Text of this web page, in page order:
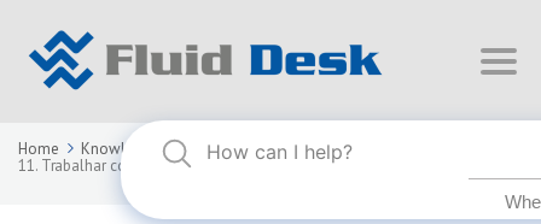
Home Knowledge Base
FLUID DESK BIM 2025
11. Trabalhar com blocos, AtributoBloco, GrupoEntidades e Referências